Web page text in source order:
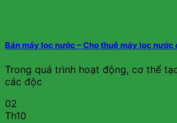
Bán máy lọc nước – Cho thuê máy lọc nước
Trong quá trình hoạt động, cơ thể
các độc
02
Th10